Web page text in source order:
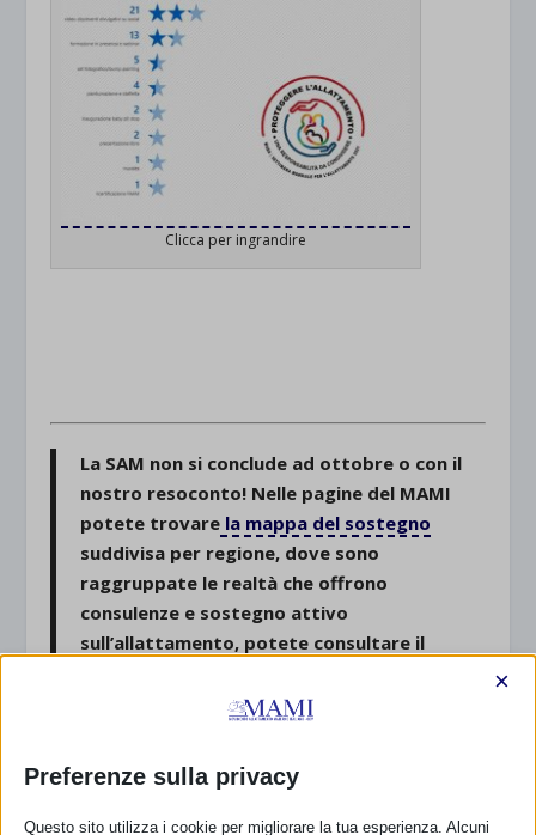
Clicca per ingrandire
La SAM non si conclude ad ottobre o con il
nostro resoconto! Nelle pagine del MAMI
potete trovare la mappa del sostegno
suddivisa per regione, dove sono
raggruppate le realtà che offrono
consulenze e sostegno attivo
sull’allattamento, potete consultare il
appuntamenti che ci vengono segnalati sulla
tema allattamento, e nella pagina
dalla tua Regione tutte Novità che
riguardano lapromozione , laprotezione e
Preferenze sulla privacy
×
Questo sito utilizza i cookie per migliorare la tua esperienza. Alcuni